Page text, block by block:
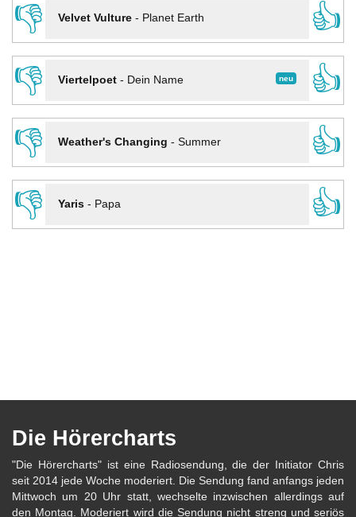
👎
Velvet Vulture- Planet Earth
👍
👎
neu
Viertelpoet- Dein Name
👍
👎
Weather's Changing - Summer
👍
👎
Yaris- Papa 👍
Die Hörercharts
"Die Hörercharts" ist eine Radiosendung, die der Initiator Chris
seit 2014 jede Woche moderiert. Die Sendung fand anfangs jeden
Mittwoch um 20 Uhr statt, wechselte inzwischen allerdings auf
den Montag. Moderiert wird die Sendung nicht streng und seriös